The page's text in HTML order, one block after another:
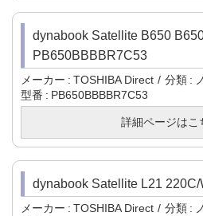
dynabook Satellite B650
PB650BBBBR7C53
メーカー TOSHIBA Direct 分類
型番
PB650BBBBR7C53
詳細ページはこ
dynabook Satellite L21
メーカー TOSHIBA Direct 分類